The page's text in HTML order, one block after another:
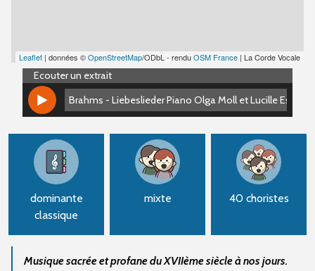
Leaflet | données ©OpenStreetMap/ODbL - renduOSM France | La Corde Vocale
Ecouter un extrait
Brahms - Liebeslieder Piano Olga Moll et Lucille
Brahms - Liebeslieder Piano Olga Moll et Lucille
dominante
classique
mixte 40 choristes
Musique sacrée et profane du XVIIème siècle à nos jours.